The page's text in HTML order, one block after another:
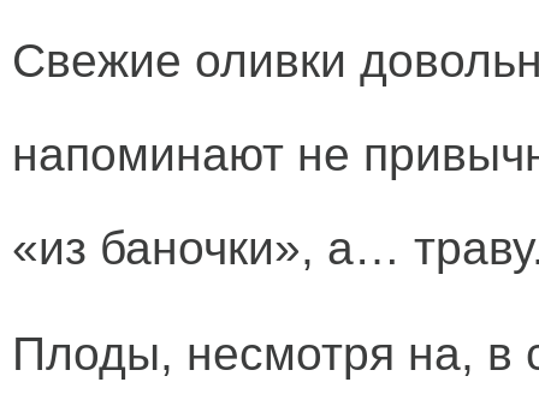
Свежие оливки
напоминают не
«из баночки», а…
Плоды, несмотря на, в